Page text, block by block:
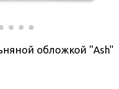
обложкой "Ash"